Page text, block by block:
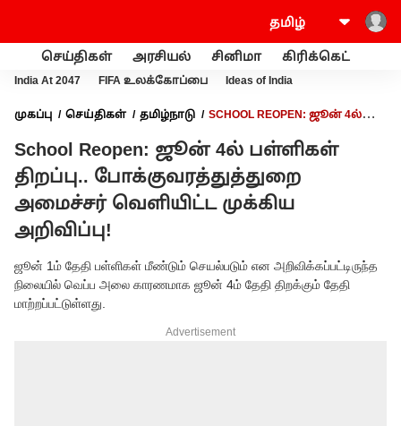
செய்திகள் அரசியல் சினிமா கிரிக்கெட்
India At 2047 FIFA உலக்கோப்பை Ideas of India
முகப்பு செய்திகள் தமிழ்நாடு
SCHOOL REOPEN: ஜூன் 4ல்
முக்கிய அறிவிப்பு!
School Reopen: ஜூன் 4ல் பள்ளிகள்
திறப்பு.. போக்குவரத்துத்துறை
அமைச்சர் வெளியிட்ட முக்கிய
அறிவிப்பு!
ஜூன் 1ம் தேதி பள்ளிகள் மீண்டும் செயல்படும் என அறிவிக்கப்பட்டிருந்த
நிலையில் வெப்ப அலை காரணமாக ஜூன் 4ம் தேதி திறக்கும் தேதி
மாற்றப்பட்டுள்ளது.
Advertisement